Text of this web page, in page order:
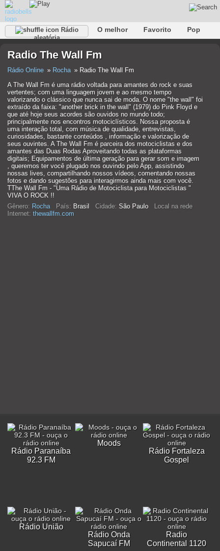
Rádio
aleatória
O melhor Favorito
Pop
Rap
Falk Jazz Bebê
Radio The Wall Fm
Rádio Online Rocha
Radio The Wall Fm
A The Wall Fm é uma rádio voltada para amantes do rock e suas
vertentes; com uma linguagem jovem e ao mesmo tempo
valorizando o clássico que nunca sai de moda. O nome "the wall" foi
extraído da faixa: "another brick in the wall" (1979) do Pink Floyd e
que até hoje seus acordes são ouvidos no mundo todo;
principalmente nos encontros motociclísticos. Nossa proposta é
uma interação total, com música de qualidade, entrevistas,
curiosidades, bastante conteúdos , informação e valorização de
seus ouvintes. A The Wall Fm é parceira dos motociclistas e dos
amantes das Duas Rodas Aproveitando todas as plataformas
digitais; Equipamentos de última geração para gerar som e imagem
, queremos ter você plugado nos ouvindo pelo App, assistindo
nossas lives, compartilhando nossos vídeos, comentando nossas
fotos e dando sugestões para interagirmos ainda mais com você.
TThe Wall Fm - "Uma Rádio de Motociclista para Motociclistas "
VIVA O ROCK !!
Gênero: Rocha País: Brasil Cidade: São Paulo
Local na rede
Internet: thewallfm.com
Rádio Paranaíba
92.3 FM
Moods
Rádio Fortaleza
Gospel
Rádio União
Rádio Onda
Sapucaí FM
Radio
Continental 1120